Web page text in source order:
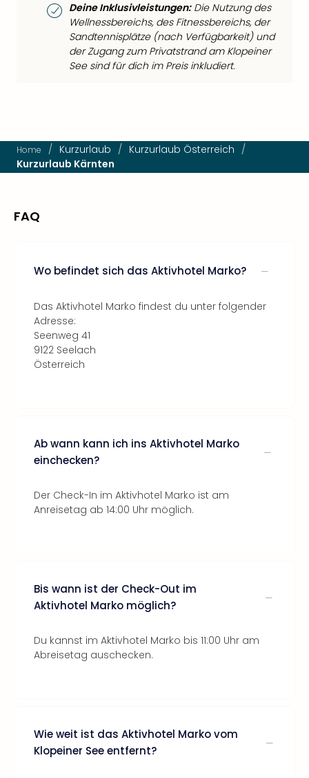
Deine Inklusivleistungen:Die Nutzung des
Wellnessbereichs, des Fitnessbereichs, der
Sandtennisplätze (nach Verfügbarkeit) und
der Zugang zum Privatstrand am Klopeiner
See sind für dich im Preis inkludiert.
Home / Kurzurlaub / Kurzurlaub Österreich /
Kurzurlaub Kärnten
FAQ
Wo befindet sich das Aktivhotel Marko?
Das Aktivhotel Marko findest du unter folgender
Adresse:
Seenweg 41
9122 Seelach
Österreich
Ab wann kann ich ins Aktivhotel Marko
einchecken?
Der Check-In im Aktivhotel Marko ist am
Anreisetag ab 14:00 Uhr möglich.
Bis wann ist der Check-Out im
Aktivhotel Marko möglich?
Du kannst im Aktivhotel Marko bis 11:00 Uhr am
Abreisetag auschecken.
Wie weit ist das Aktivhotel Marko vom
Klopeiner See entfernt?